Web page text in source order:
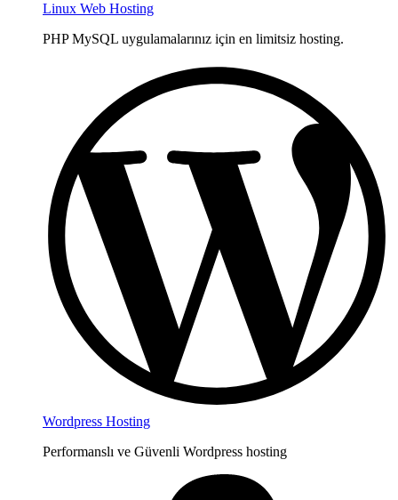
Linux Web Hosting
PHP MySQL uygulamalarınız için en limitsiz hosting.
Wordpress Hosting
Performanslı ve Güvenli Wordpress hosting